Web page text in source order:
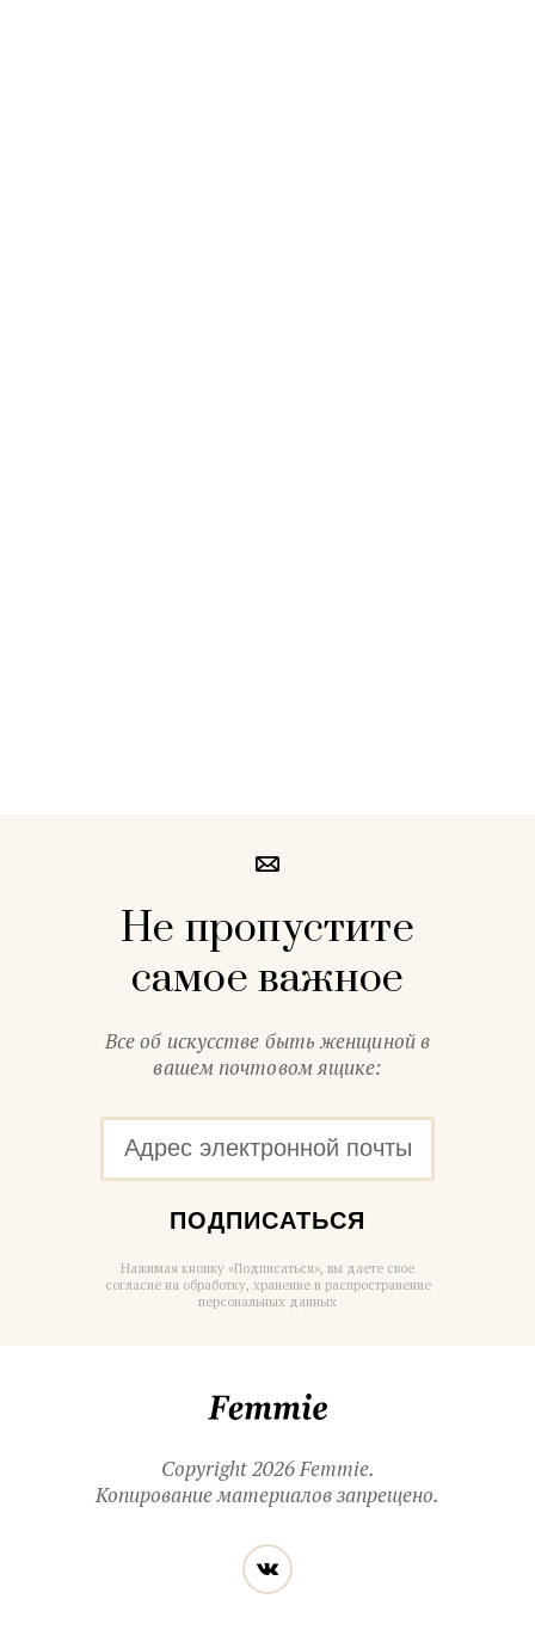
Не пропустите
самое важное
Все об искусстве быть женщиной в
вашем почтовом ящике:
ПОДПИСАТЬСЯ
Нажимая кнопку «Подписаться», вы даете свое
согласие на обработку, хранение и распространение
персональных данных
Copyright 2026 Femmie.
Копирование материалов запрещено.
Читайте
нас
в социальных